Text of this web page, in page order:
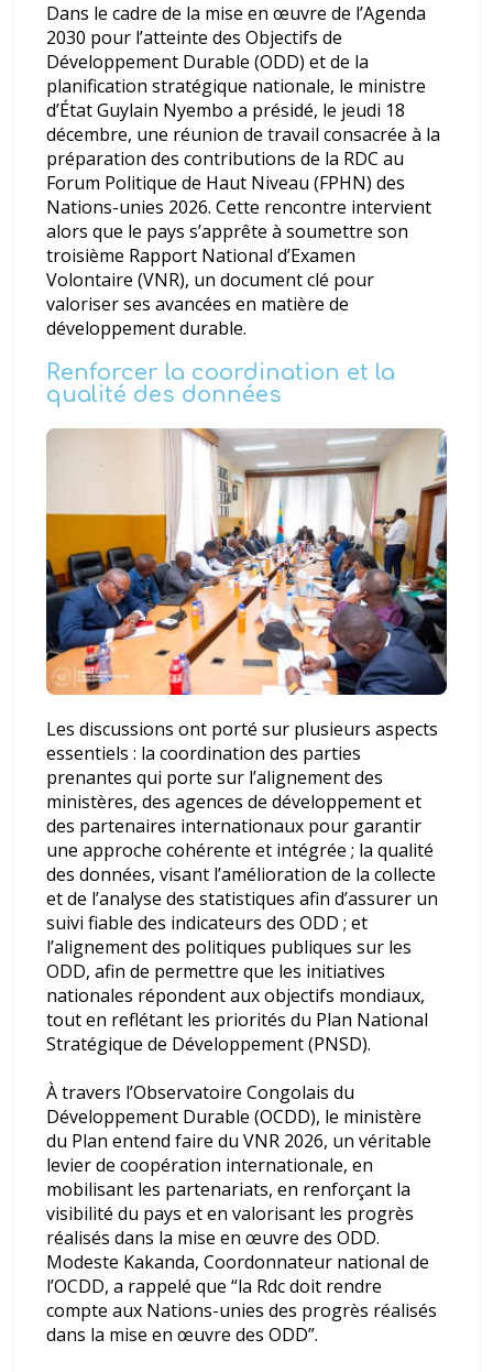
Dans le cadre de la mise en œuvre de l’Agenda
2030 pour l’atteinte des Objectifs de
Développement Durable (ODD) et de la
planification stratégique nationale, le ministre
d’État Guylain Nyembo a présidé, le jeudi 18
décembre, une réunion de travail consacrée à la
préparation des contributions de la RDC au
Forum Politique de Haut Niveau (FPHN) des
Nations-unies 2026. Cette rencontre intervient
alors que le pays s’apprête à soumettre son
troisième Rapport National d’Examen
Volontaire (VNR), un document clé pour
valoriser ses avancées en matière de
développement durable.
Renforcer la coordination et la
qualité des données
Les discussions ont porté sur plusieurs aspects
essentiels : la coordination des parties
prenantes qui porte sur l’alignement des
ministères, des agences de développement et
des partenaires internationaux pour garantir
une approche cohérente et intégrée ; la qualité
des données, visant l’amélioration de la collecte
et de l’analyse des statistiques afin d’assurer un
suivi fiable des indicateurs des ODD ; et
l’alignement des politiques publiques sur les
ODD, afin de permettre que les initiatives
nationales répondent aux objectifs mondiaux,
tout en reflétant les priorités du Plan National
Stratégique de Développement (PNSD).
À travers l’Observatoire Congolais du
Développement Durable (OCDD), le ministère
du Plan entend faire du VNR 2026, un véritable
levier de coopération internationale, en
mobilisant les partenariats, en renforçant la
visibilité du pays et en valorisant les progrès
réalisés dans la mise en œuvre des ODD.
Modeste Kakanda, Coordonnateur national de
l’OCDD, a rappelé que “la Rdc doit rendre
compte aux Nations-unies des progrès réalisés
dans la mise en œuvre des ODD”.